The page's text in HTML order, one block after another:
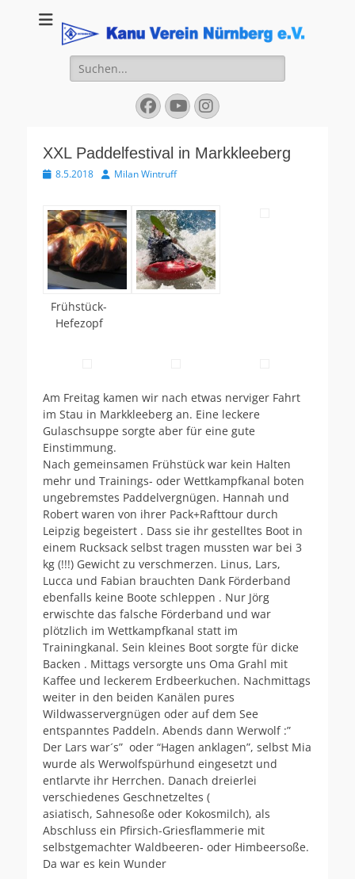
Kanu Verein
Nuernberg
Suchen
nach:
Facebook
YouTube
Instagram
XXL Paddelfestival in Markkleeberg
Veröffentlicht
8.5.2018 AutorMilan Wintruff
Frühstück-
Hefezopf
Am Freitag kamen wir nach etwas nerviger Fahrt
im Stau in Markkleeberg an. Eine leckere
Gulaschsuppe sorgte aber für eine gute
Einstimmung.
Nach gemeinsamen Frühstück war kein Halten
mehr und Trainings- oder Wettkampfkanal boten
ungebremstes Paddelvergnügen. Hannah und
Robert waren von ihrer Pack+Rafttour durch
Leipzig begeistert . Dass sie ihr gestelltes Boot in
einem Rucksack selbst tragen mussten war bei 3
kg (!!!) Gewicht zu verschmerzen. Linus, Lars,
Lucca und Fabian brauchten Dank Förderband
ebenfalls keine Boote schleppen . Nur Jörg
erwischte das falsche Förderband und war
plötzlich im Wettkampfkanal statt im
Trainingkanal. Sein kleines Boot sorgte für dicke
Backen . Mittags versorgte uns Oma Grahl mit
Kaffee und leckerem Erdbeerkuchen. Nachmittags
weiter in den beiden Kanälen pures
Wildwasservergnügen oder auf dem See
entspanntes Paddeln. Abends dann Werwolf :”
Der Lars war´s” oder “Hagen anklagen”, selbst Mia
wurde als Werwolfspürhund eingesetzt und
entlarvte ihr Herrchen. Danach dreierlei
verschiedenes Geschnetzeltes (
asiatisch, Sahnesoße oder Kokosmilch), als
Abschluss ein Pfirsich-Griesflammerie mit
selbstgemachter Waldbeeren- oder Himbeersoße.
Da war es kein Wunder